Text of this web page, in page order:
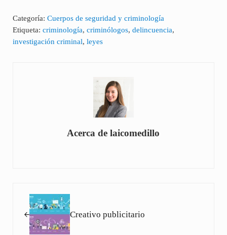
Categoría: Cuerpos de seguridad y criminología
Etiqueta: criminología, criminólogos, delincuencia,
investigación criminal, leyes
Acerca delaicomedillo
Creativo publicitario